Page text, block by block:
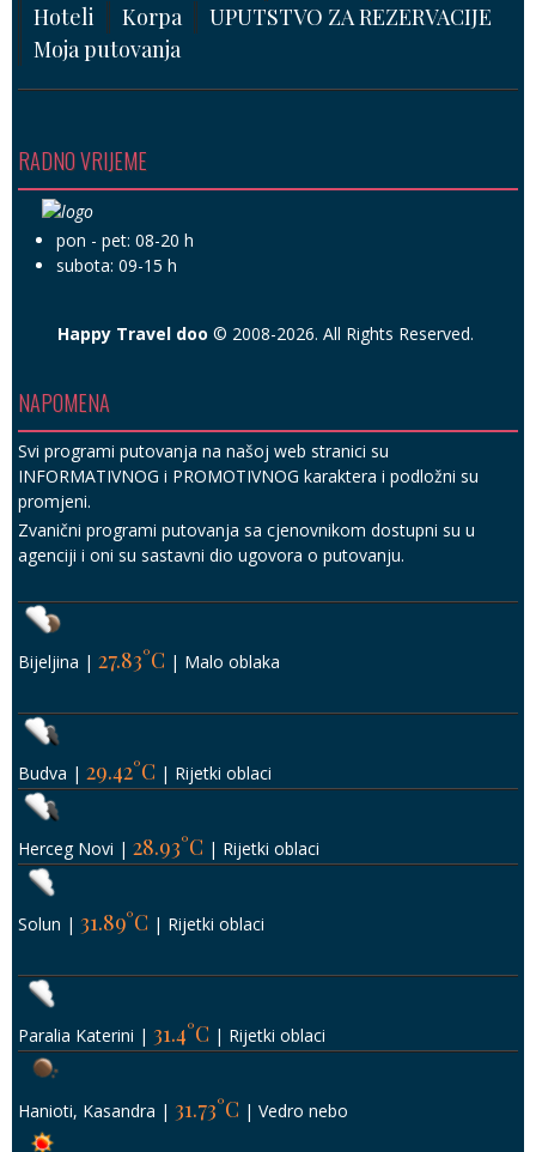
Hoteli
Korpa
UPUTSTVO ZA REZERVACIJE
Moja putovanja
RADNO VRIJEME
pon - pet: 08-20 h
subota: 09-15 h
Happy Travel doo © 2008-2026. All Rights Reserved.
NAPOMENA
Svi programi putovanja na našoj web stranici su
INFORMATIVNOG i PROMOTIVNOG karaktera i podložni su
promjeni.
Zvanični programi putovanja sa cjenovnikom dostupni su u
agenciji i oni su sastavni dio ugovora o putovanju.
Bijeljina | 27.83°C | Malo oblaka
Budva | 29.42°C | Rijetki oblaci
Herceg Novi | 28.93°C | Rijetki oblaci
Solun | 31.89°C | Rijetki oblaci
Paralia Katerini | 31.4°C | Rijetki oblaci
Hanioti, Kasandra | 31.73°C | Vedro nebo